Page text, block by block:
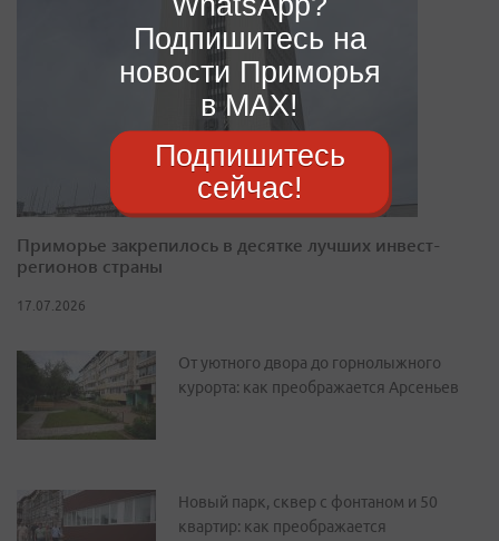
Приморье закрепилось в десятке лучших инвест-
регионов страны
17.07.2026
От уютного двора до горнолыжного
курорта: как преображается Арсеньев
Новый парк, сквер с фонтаном и 50
квартир: как преображается
Подпишитесь на
новости Приморья
в MAX!
Подпишитесь
сейчас!